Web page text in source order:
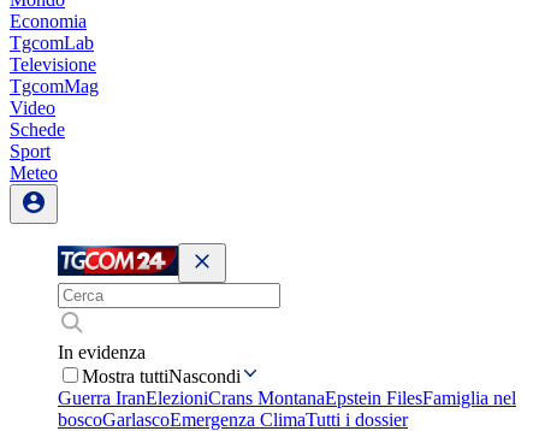
Economia
TgcomLab
Televisione
TgcomMag
Video
Schede
Sport
Meteo
In evidenza
Mostra tuttiNascondi
Guerra IranElezioniCrans MontanaEpstein FilesFamiglia nel
boscoGarlascoEmergenza ClimaTutti i dossier